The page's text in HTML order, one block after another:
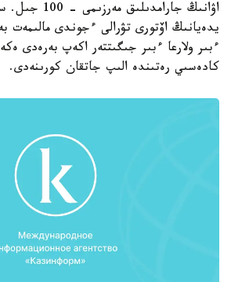
اۋانىڭ
يدەيانىڭ اۆتورى تۋرالى ءجوندى مالىمەت
ءبىر ولارعا ءبىر جىگىتتەر اكەپ بەرەدى
كادەسىي رەتىندە الىپ جاتقان كورىنەدى.